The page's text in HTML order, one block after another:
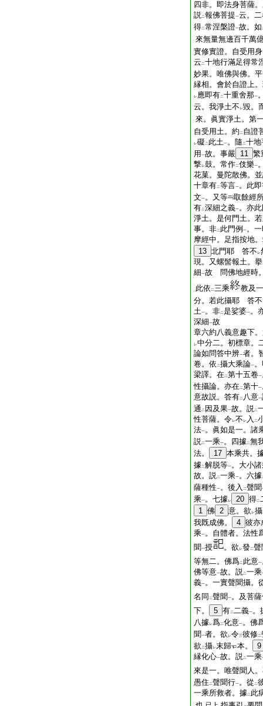
四非。即法身菩薩
説二報佛菩提一云。
得二常涅槃證一故。如
來無量無邊百千萬
實修實證。自受用
云 二十地行滿足得常
妙果。唯佛與佛。
縁相。會於自證上
レ應即有二十重舍那一
云。我淨土不 レ毀。
來。眞實淨土。第
自受用土。約 二 自證
レ礙 二 此土一。隨 二十地
用 一故。事嚴 11 繁
撃レ鼓。常作二伎樂一
花菓。曼陀散佛。
十章有二等言一。此
文一。又等
取餘經
有二深細之義一。亦
淨土。是何門土。
事。非二 此門例 一。
摩經中。足指按地
13 北門耶 答不 レ
現。又螺髻報土。擧
細一故 問佛地經時
此依 二三乘
教及
分。若此攝耶 答不
土一。非二是娑婆一。
深細一故
章六約八義意趣下
レ中分二。初標章。
論如問答中辨一者。
卷。依 二攝大乘論一
梁譯。在二第十五卷一
性攝論。亦在二第十一
意故説。答有二 八意一
通 二 因及果一故。説二
性菩薩。令レ不 レ 入 二
法一。眞如是一。諸
説二一乘一。四據二無
法。
17 本乘共。
據二解脱等一。大小
故。説二一乘一。六據
薩種性一。後入 二聲聞
乘一。七據レ 20 得二
1 佛 2 意。欲 レ攝
我既成佛。 4 彼亦
乘一。自體者。法性
聞一授 。欲 レ發 二聲
等無二。佛爲二 此意一
佛等意一故。説二一乘
義一。一實聲聞攝。
名同 二聲聞一。及菩
下。
5 有二二義一。
八據レ爲二化意一。佛
聞一者。欲 レ令三彼修二
欲 二攝レ末歸 本。
9
縁化心一故。説二一乘
來是一。唯聲聞人
愚住 二聲聞行一。從 二
一乘所救者。據二 此